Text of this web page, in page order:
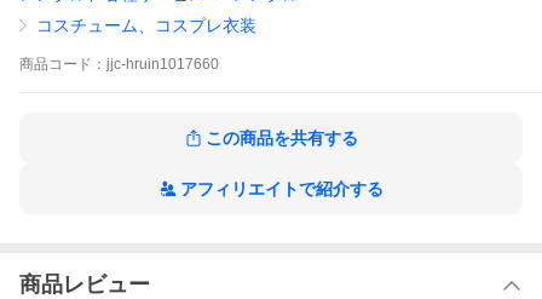
※他に色やサイズがある商品は商品詳細から選択いただけます。
※商品詳細には、重要な注意事項等の記載もございますので、ご
購入前には必ずご確認ください。
コスチューム、コスプレ衣装
商品 コード： jjc-hruin1017660
この商品を共有する
アフィリエイトで紹介する
商品レビュー